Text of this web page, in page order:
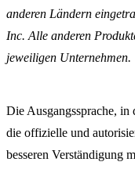
anderen Ländern
Inc. Alle anderen
jeweiligen Unternehmen.
Die Ausgangssprache,
die offizielle und
besseren Verständigung